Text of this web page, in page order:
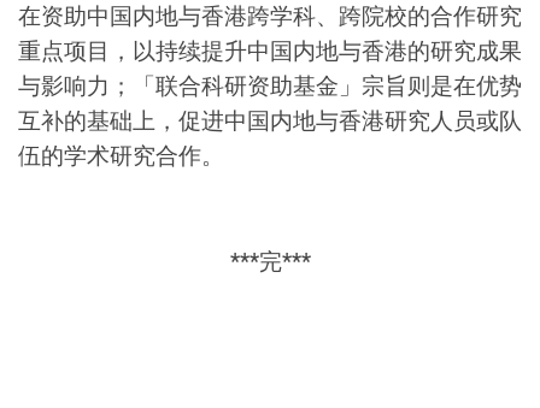
在资助中国内地与香港跨学科、跨院校的合作研究
重点项目，以持续提升中国内地与香港的研究成果
与影响力；「联合科研资助基金」宗旨则是在优势
互补的基础上，促进中国内地与香港研究人员或队
伍的学术研究合作。
***完***